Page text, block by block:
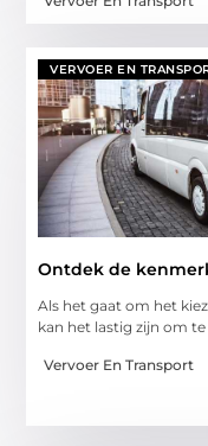
VERVOER EN
Ontdek de
Als het gaat om het
kan het lastig zijn om
Vervoer En Transport